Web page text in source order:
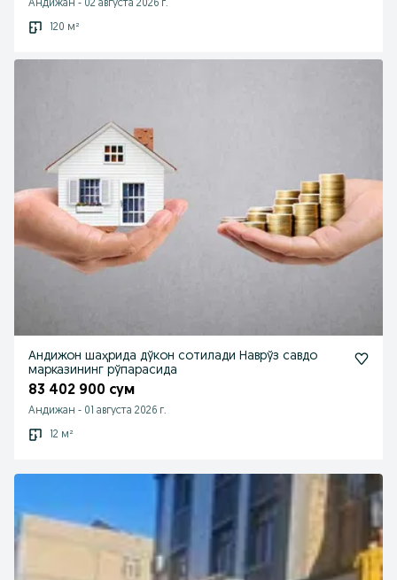
Андижан - 02 августа 2026 г.
120 м²
Андижон шаҳрида дўкон сотилади Наврўз савдо
марказининг рўпарасида
83 402 900 сум
Андижан - 01 августа 2026 г.
12 м²